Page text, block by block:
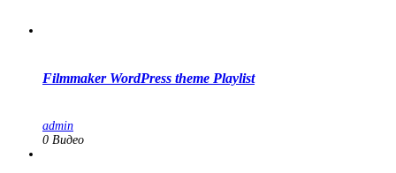
Filmmaker WordPress theme Playlist
admin
0 Видео